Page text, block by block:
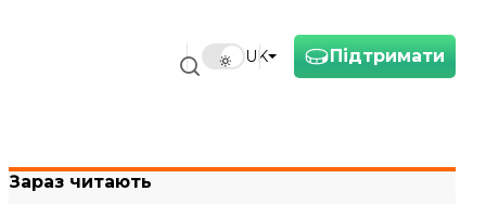
Підтримати
UK
Зараз читають